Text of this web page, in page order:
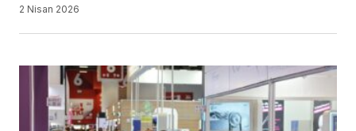
2 Nisan 2026